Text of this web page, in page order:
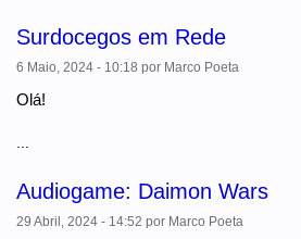
Surdocegos em Rede
6 Maio, 2024 - 10:18 por Marco Poeta
Olá!
Audiogame: Daimon Wars
29 Abril, 2024 - 14:52 por Marco Poeta